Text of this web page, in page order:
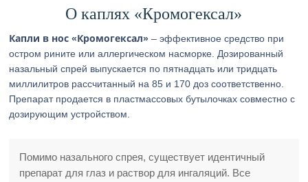
О каплях «Кромогексал»
Капли в нос «Кромогексал» – эффективное средство при
остром рините или аллергическом насморке. Дозированный
назальный спрей выпускается по пятнадцать или тридцать
миллилитров рассчитанный на 85 и 170 доз соответственно.
Препарат продается в пластмассовых бутылочках совместно с
дозирующим устройством.
Помимо назального спрея, существует идентичный
препарат для глаз и раствор для ингаляций. Все